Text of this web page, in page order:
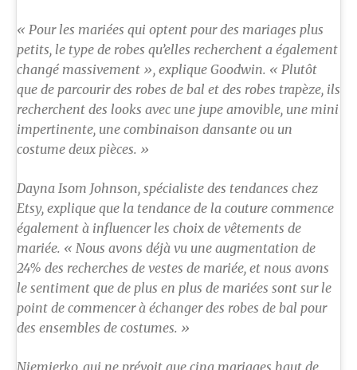
« Pour les mariées qui optent pour des mariages plus
petits, le type de robes qu’elles recherchent a également
changé massivement », explique Goodwin. « Plutôt
que de parcourir des robes de bal et des robes trapèze, ils
recherchent des looks avec une jupe amovible, une mini
impertinente, une combinaison dansante ou un
costume deux pièces. »
Dayna Isom Johnson, spécialiste des tendances chez
Etsy, explique que la tendance de la couture commence
également à influencer les choix de vêtements de
mariée. « Nous avons déjà vu une augmentation de
24% des recherches de vestes de mariée, et nous avons
le sentiment que de plus en plus de mariées sont sur le
point de commencer à échanger des robes de bal pour
des ensembles de costumes. »